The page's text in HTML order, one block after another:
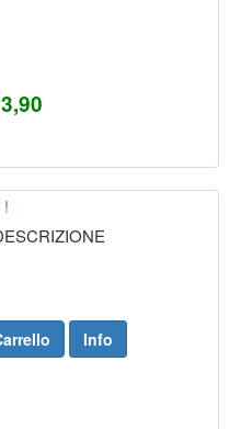
!
Info